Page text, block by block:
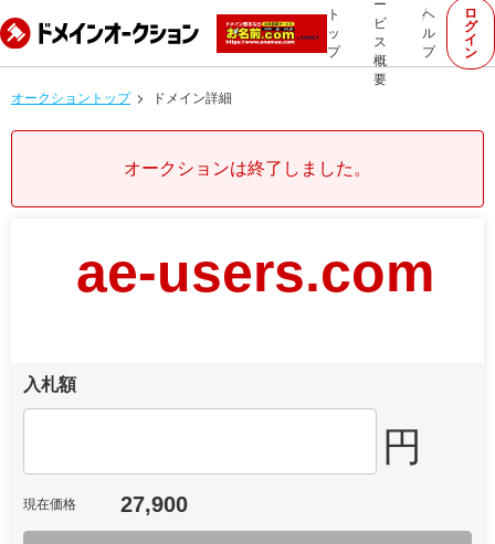
ト
ッ
プ
ー
ビ
ス
概
要
ヘ
ル
プ
ロ
グ
イ
ン
オークショントップ ドメイン詳細
オークションは終了しました。
ae-users.com
入札額
円
現在価格 27,900